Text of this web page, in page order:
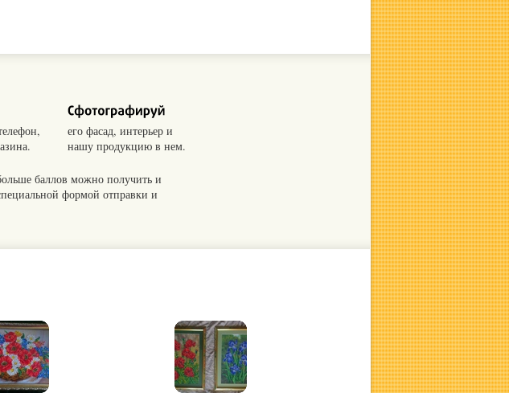
его фасад, интерьер и
нашу продукцию в нем.
баллов можно получить и
формой отправки и